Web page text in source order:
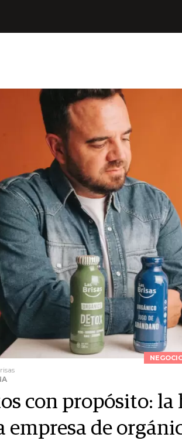
con propósito: la
empresa de